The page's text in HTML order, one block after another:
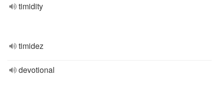
timidity
timidez
devotional